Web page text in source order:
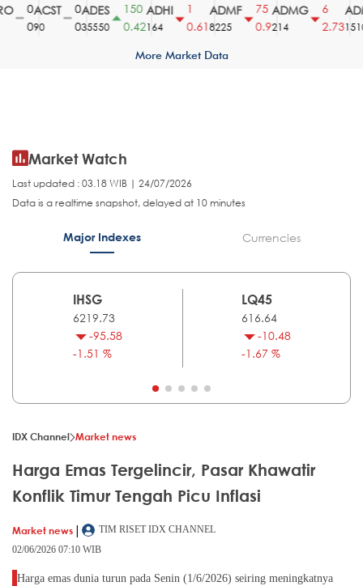
ACST
90
ADES
35550
150
0.42
ADHI
164
0.61
ADMF
8225
75
0.9
ADMG
214
2.731510
More Market Data
Market Watch
Last updated : 03.18 WIB | 24/07/2026
Data is a realtime snapshot, delayed at 10 minutes
Major Indexes Currencies
IHSG
6219.73
-95.58
-1.51 %
LQ45
616.64
-10.48
-1.67 %
IDX Channel Market news
Harga Emas Tergelincir, Pasar Khawatir
Konflik Timur Tengah Picu Inflasi
Market news |
TIM RISET IDX CHANNEL
02/06/2026 07:10 WIB
Harga emas dunia turun pada Senin (1/6/2026) seiring meningkatnya